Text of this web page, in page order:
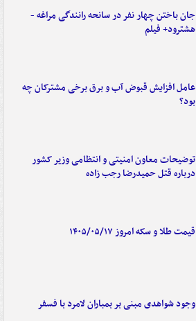
جان باختن چهار نفر در سانحه رانندگی مراغه -
هشترود+ فیلم
عامل افزایش قبوض آب و برق برخی مشترکان چه
بود؟
توضیحات معاون امنیتی و انتظامی وزیر کشور
درباره قتل حمیدرضا رجب زاده
قیمت طلا و سکه امروز ۱۴۰۵/۰۵/۱۷
وجود شواهدی مبنی بر بمباران لامرد با فسفر